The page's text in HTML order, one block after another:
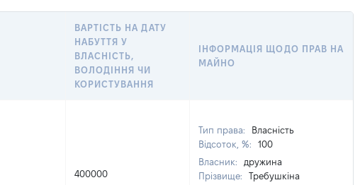
ВАРТІСТЬ НА ДАТУ
НАБУТТЯ У
ВЛАСНІСТЬ,
ВОЛОДІННЯ ЧИ
КОРИСТУВАННЯ
ІНФОРМАЦІЯ ЩОДО ПРАВ НА
МАЙНО
400000
Тип права:
Власність
Відсоток, %:
100
Власник:
дружина
Прізвище:
Требушкіна